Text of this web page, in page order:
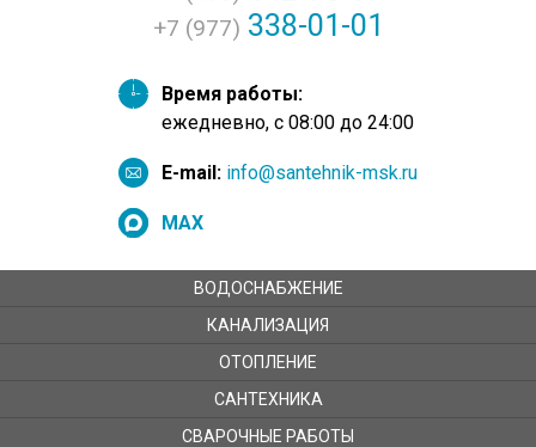
Время работы:
ежедневно, с 08:00 до 24:00
E-mail: info@santehnik-msk.ru
MAX
+7 (977) 338-01-01
ВОДОСНАБЖЕНИЕ
КАНАЛИЗАЦИЯ
ОТОПЛЕНИЕ
САНТЕХНИКА
СВАРОЧНЫЕ РАБОТЫ